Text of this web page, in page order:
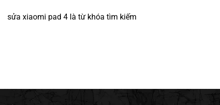
sửa xiaomi pad 4 là từ khóa tìm kiếm